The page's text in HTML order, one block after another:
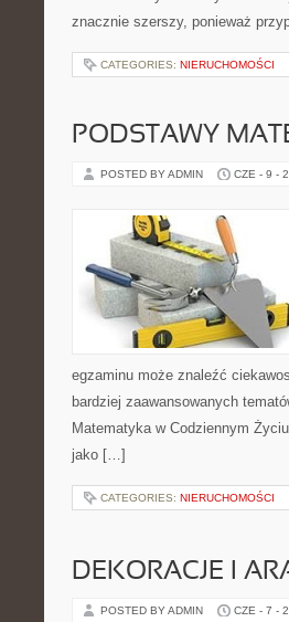
znacznie szerszy, ponieważ
CATEGORIES: NIERUCHOMOŚCI
PODSTAWY
POSTED BY ADMIN CZE - 9 -
egzaminu może znaleźć
bardziej zaawansowanych
Matematyka w Codziennym
jako […]
CATEGORIES: NIERUCHOMOŚCI
DEKORACJE I
POSTED BY ADMIN CZE - 7 -